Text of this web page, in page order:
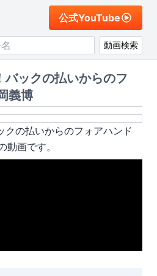
公式YouTube
動画検索
バックの払いからのフ
義博
クの払いからのフォアハンド
動画です。